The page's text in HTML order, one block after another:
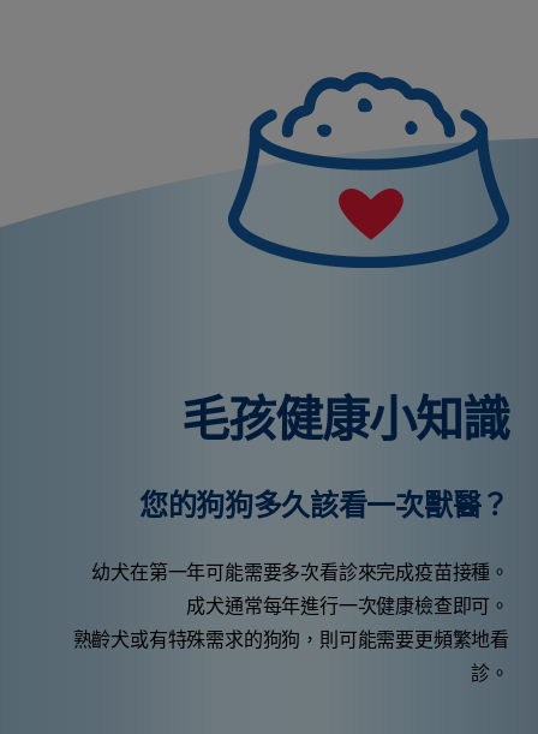
毛孩健康小知識
您的狗狗多久該看一次獸醫？
幼犬在第一年可能需要多次看診來完成疫苗接種。
成犬通常每年進行一次健康檢查即可。
熟齡犬或有特殊需求的狗狗，則可能需要更頻繁地看
診。